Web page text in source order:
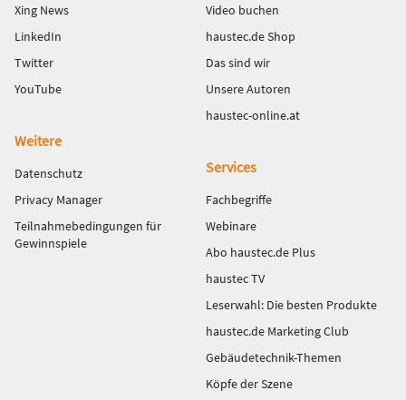
Xing News
LinkedIn
Twitter
YouTube
Video buchen
haustec.de Shop
Das sind wir
Unsere Autoren
haustec-online.at
Weitere
Datenschutz
Privacy Manager
Teilnahmebedingungen für
Gewinnspiele
Services
Fachbegriffe
Webinare
Abo haustec.de Plus
haustec TV
Leserwahl: Die besten Produkte
haustec.de Marketing Club
Gebäudetechnik-Themen
Köpfe der Szene